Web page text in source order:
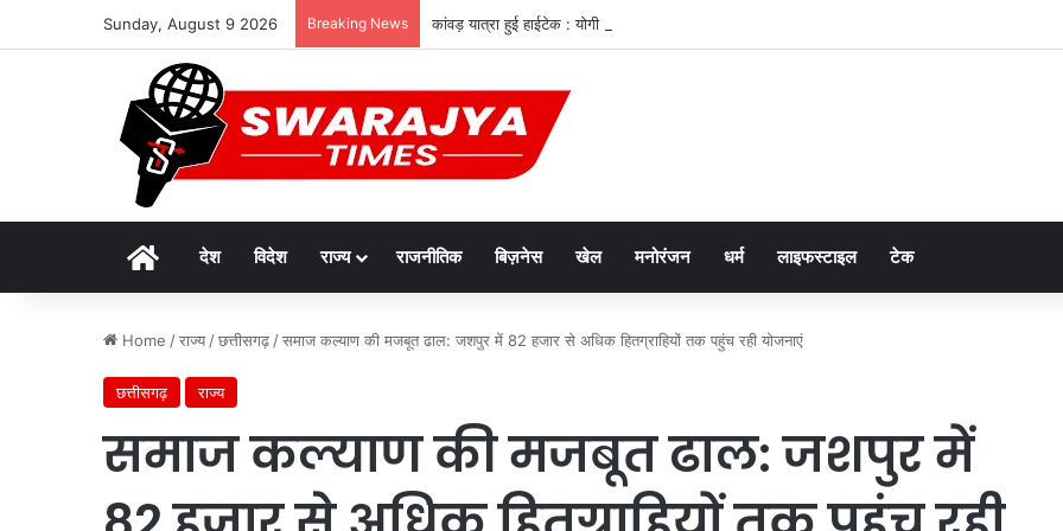
Sunday, August 9 2026 Breaking News कांवड़ यात्रा हुई हाईटेक : योगी सरकार में शिवभक्तों को एक क्लिक पर हर सुविधा
Homeदेश विदेश राज्य राजनीतिक बिज़नेस खेल मनोरंजन धर्म लाइफस्टाइल टेक
Home /राज्य /छत्तीसगढ़ /समाज कल्याण की मजबूत ढाल: जशपुर में 82 हजार से अधिक हितग्राहियों तक पहुंच रही योजनाएं
छत्तीसगढ़ राज्य
समाज कल्याण की मजबूत ढाल: जशपुर में